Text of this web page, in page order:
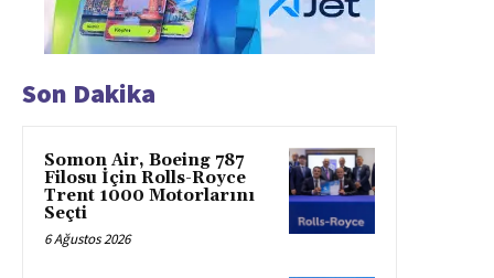
Son Dakika
Somon Air, Boeing 787
Filosu İçin Rolls-Royce
Trent 1000 Motorlarını
Seçti
6 Ağustos 2026